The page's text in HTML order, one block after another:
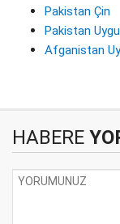
Pakistan Çin
Pakistan
Afganistan
HABERE